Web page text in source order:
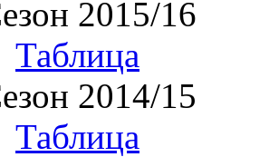
2015/16
Таблица
2014/15
Таблица